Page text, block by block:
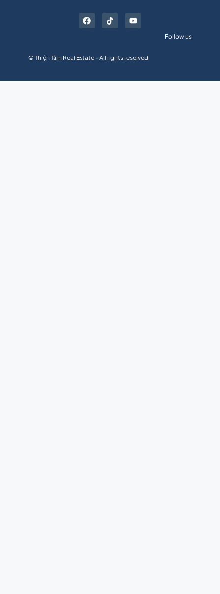
© Thiện Tâm Real Estate - All rights reserved
Follow us